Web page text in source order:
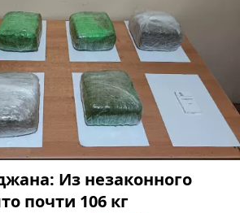
Из незаконного
почти 106 кг